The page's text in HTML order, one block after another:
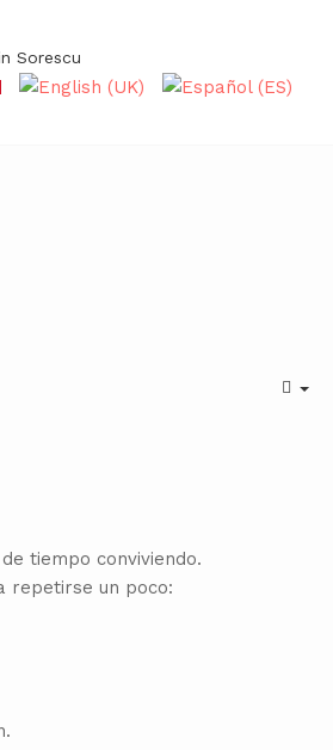
Sorescu
tiempo conviviendo.
repetirse un poco: